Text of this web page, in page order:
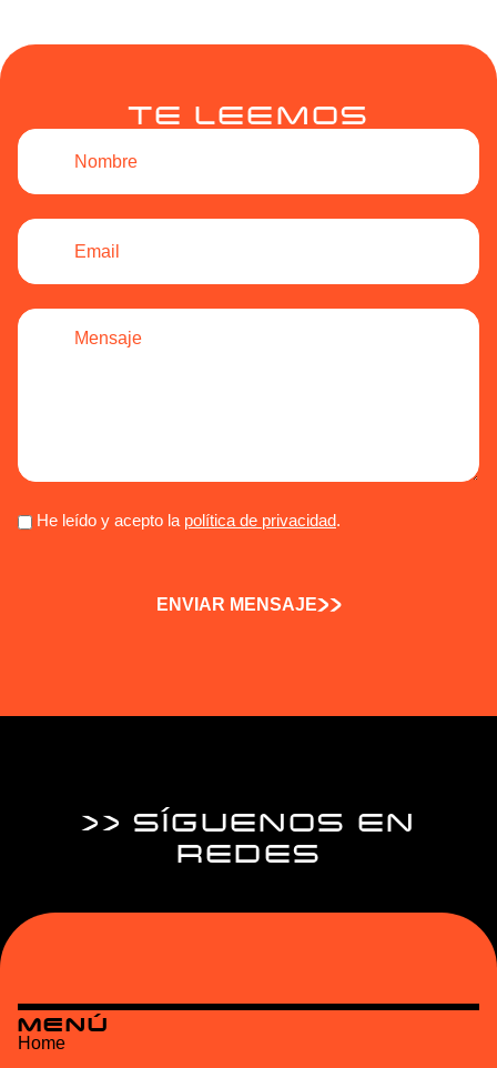
TE LEEMOS
He leído y acepto la política de privacidad.
ENVIAR MENSAJE
>> SÍGUENOS EN
REDES
MENÚ
Home